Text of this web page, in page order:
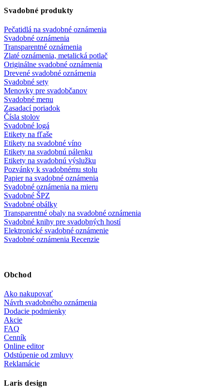
Svadobné produkty
Pečatidlá na svadobné oznámenia
Svadobné oznámenia
Transparentné oznámenia
Zlaté oznámenia, metalická potlač
Originálne svadobné oznámenia
Drevené svadobné oznámenia
Svadobné sety
Menovky pre svadobčanov
Svadobné menu
Zasadací poriadok
Čísla stolov
Svadobné logá
Etikety na fľaše
Etikety na svadobné víno
Etikety na svadobnú pálenku
Etikety na svadobnú výslužku
Pozvánky k svadobnému stolu
Papier na svadobné oznámenia
Svadobné oznámenia na mieru
Svadobné ŠPZ
Svadobné obálky
Transparentné obaly na svadobné oznámenia
Svadobné knihy pre svadobných hostí
Elektronické svadobné oznámenie
Svadobné oznámenia Recenzie
Obchod
Ako nakupovať
Návrh svadobného oznámenia
Dodacie podmienky
Akcie
FAQ
Cenník
Online editor
Odstúpenie od zmluvy
Reklamácie
Laris design